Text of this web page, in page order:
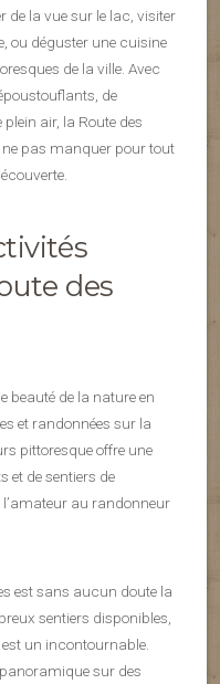
de la vue sur le lac, visiter
ou déguster une cuisine
de la ville. Avec
de
air, la Route des
pas manquer pour tout
des
beauté de la nature en
et randonnées sur la
pittoresque offre une
et de sentiers de
au randonneur
est sans aucun doute la
sentiers disponibles,
est un incontournable.
sur des